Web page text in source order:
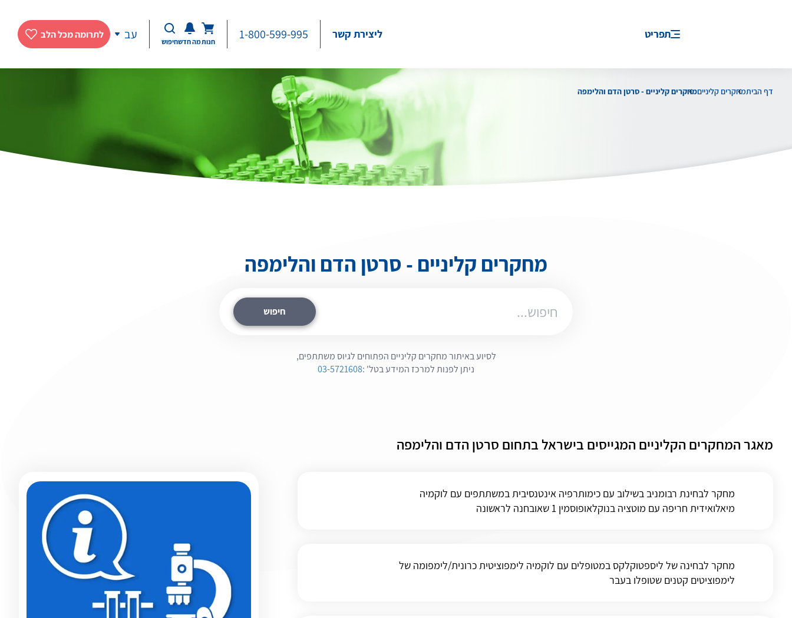
תפריט ליצירת קשר 1-800-599-995 חנותמה חדשחיפוש עב לתרומה מכל הלב
דף הביתמחקרים קלינייםמחקרים קליניים - סרטן הדם והלימפה
מחקרים קליניים - סרטן הדם והלימפה
חיפוש
לסיוע באיתור מחקרים קליניים הפתוחים לגיוס משתתפים,
ניתן לפנות למרכז המידע בטל' :
03-5721608
מאגר המחקרים הקליניים המגייסים בישראל בתחום סרטן הדם והלימפה
מחקר לבחינת רבומניב בשילוב עם כימותרפיה אינטנסיבית במשתתפים עם לוקמיה
מיאלואידית חריפה עם מוטציה בנוקלאופוסמין 1 שאובחנה לראשונה
מחקר לבחינה של ליספטוקלקס במטופלים עם לוקמיה לימפוציטית כרונית/לימפומה של
לימפוציטים קטנים שטופלו בעבר